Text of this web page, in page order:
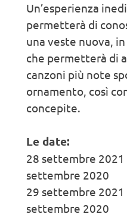
Un’esperienza
permetterà di
una veste nuova,
che permetterà di
canzoni più note
ornamento, così
concepite.
Le date:
28 settembre 2021
settembre 2020
29 settembre 2021
settembre 2020